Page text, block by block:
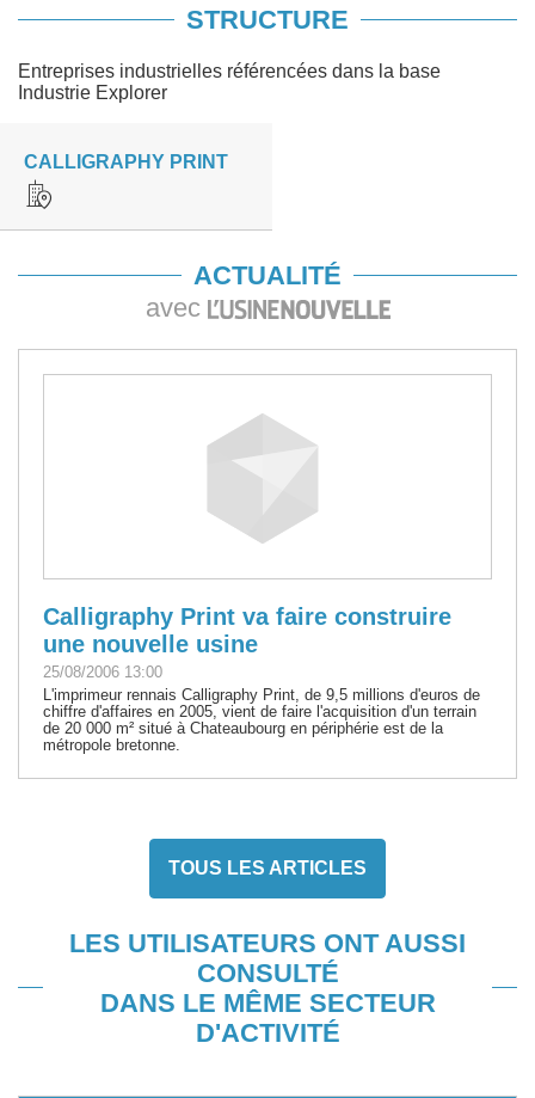
STRUCTURE
Entreprises industrielles référencées dans la base
Industrie Explorer
CALLIGRAPHY PRINT
ACTUALITÉ
avec
Calligraphy Print va faire construire
une nouvelle usine
25/08/2006 13:00
L'imprimeur rennais Calligraphy Print, de 9,5 millions d'euros de
chiffre d'affaires en 2005, vient de faire l'acquisition d'un terrain
de 20 000 m² situé à Chateaubourg en périphérie est de la
métropole bretonne.
TOUS LES ARTICLES
LES UTILISATEURS ONT AUSSI
CONSULTÉ
DANS LE MÊME SECTEUR
D'ACTIVITÉ